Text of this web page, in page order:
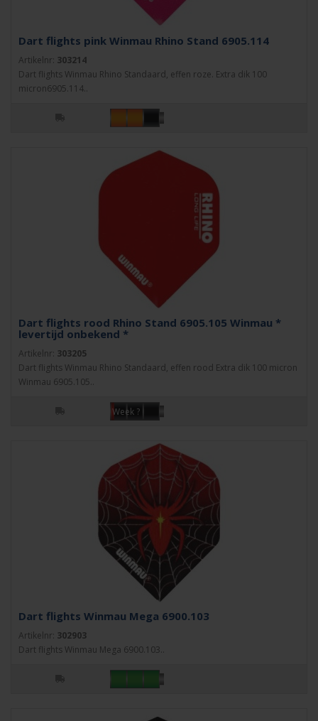
Dart flights pink Winmau Rhino Stand 6905.114
Artikelnr: 303214
Dart flights Winmau Rhino Standaard, effen roze. Extra dik 100
micron6905.114..
Dart flights rood Rhino Stand 6905.105 Winmau *
levertijd onbekend *
Artikelnr: 303205
Dart flights Winmau Rhino Standaard, effen rood Extra dik 100 micron
Winmau 6905.105..
Week ?
Dart flights Winmau Mega 6900.103
Artikelnr: 302903
Dart flights Winmau Mega 6900.103..